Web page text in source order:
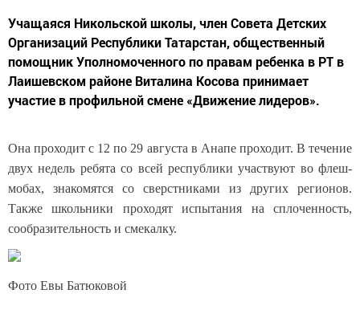
Учащаяся Никольской школы, член Совета Детских
Организаций Республики Татарстан, общественный
помощник Уполномоченного по правам ребенка в РТ в
Лаишевском районе Виталина Косова принимает
участие в профильной смене «Движение лидеров».
Она проходит с 12 по 29 августа в Анапе проходит. В течение
двух недель ребята со всей республики участвуют во флеш-
мобах, знакомятся со сверстниками из других регионов.
Также школьники проходят испытания на сплоченность,
сообразительность и смекалку.
Фото Евы Батюковой